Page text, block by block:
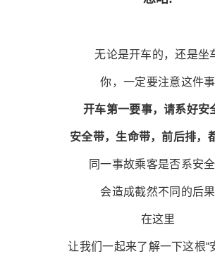
无论是开车的，还是坐
你，一定要注意这件事
开车第一要事，请系好安
安全带，生命带，前后排，
同一事故乘客是否系安
会造成截然不同的后果
在这里
让我们一起来了解一下这根“